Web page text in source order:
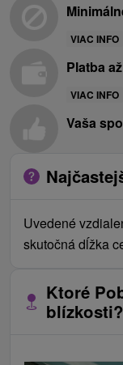
VIAC INFO
Platba
VIAC INFO
Vaša
Uvedené
skutočná dĺžka
Ktoré
blízkosti?